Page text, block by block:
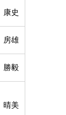
史
雄
毅
美